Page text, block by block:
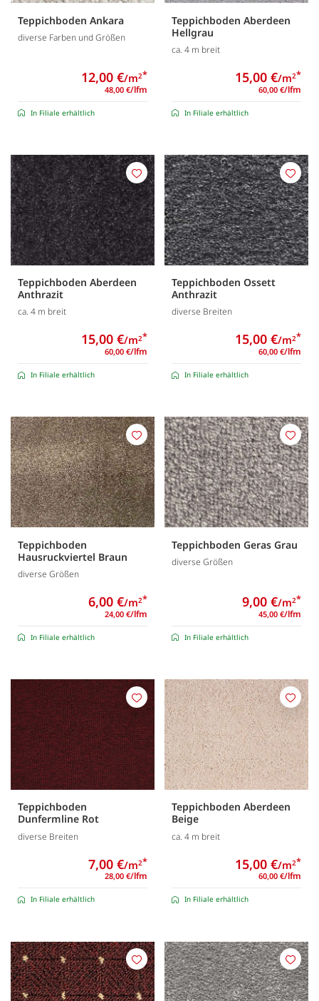
Teppichboden Ankara
diverse Farben und Größen
12,00 €/m2*
48,00 €/lfm
In Filiale erhältlich
Teppichboden Aberdeen
Hellgrau
ca. 4 m breit
15,00 €/m2*
60,00 €/lfm
In Filiale erhältlich
Teppichboden Aberdeen
Anthrazit
ca. 4 m breit
15,00 €/m2*
60,00 €/lfm
In Filiale erhältlich
Merken
Teppichboden Ossett
Anthrazit
diverse Breiten
15,00 €/m2*
60,00 €/lfm
In Filiale erhältlich
Teppichboden
Hausruckviertel Braun
diverse Größen
6,00 €/m2*
24,00 €/lfm
In Filiale erhältlich
Merken
Teppichboden Geras Grau
diverse Größen
9,00 €/m2*
45,00 €/lfm
In Filiale erhältlich
Teppichboden
Dunfermline Rot
diverse Breiten
7,00 €/m2*
28,00 €/lfm
In Filiale erhältlich
Merken
Teppichboden Aberdeen
Beige
ca. 4 m breit
15,00 €/m2*
60,00 €/lfm
In Filiale erhältlich
Merken